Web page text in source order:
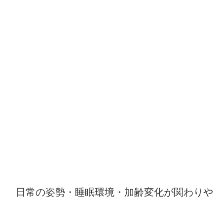
日常の姿勢・睡眠環境・加齢変化が関わりや